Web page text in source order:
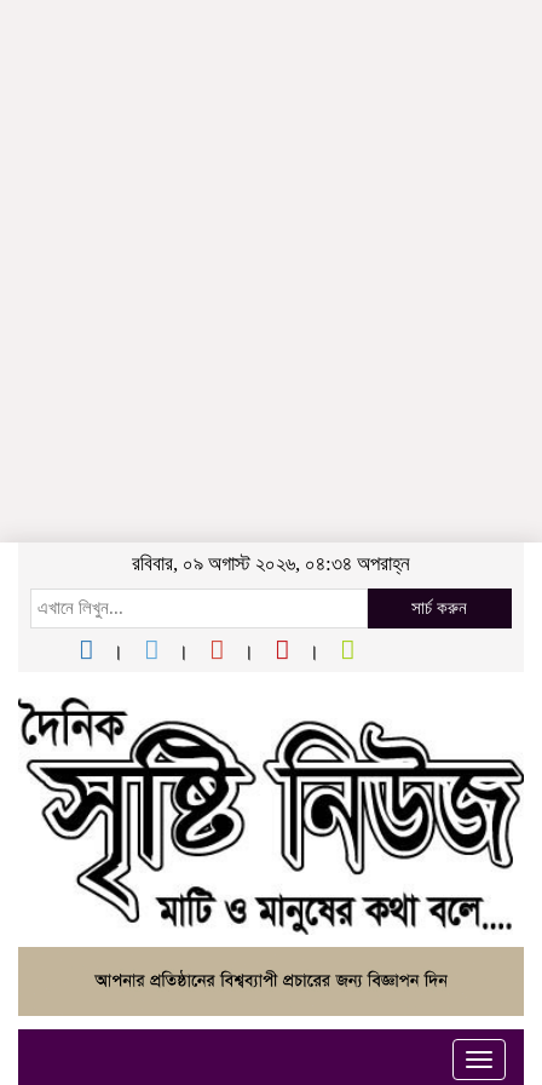
রবিবার, ০৯ অগাস্ট ২০২৬, ০৪:৩৪ অপরাহ্ন
সার্চ করুন
Toggle